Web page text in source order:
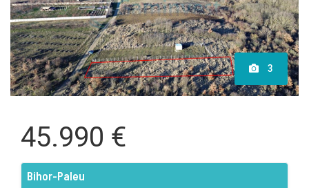
3
45.990 €
Bihor-Paleu